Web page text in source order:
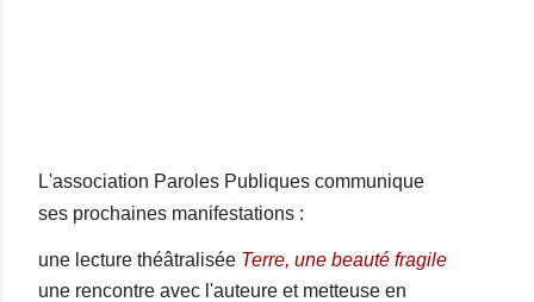
L'association Paroles Publiques communique
ses prochaines manifestations :
une lecture théâtralisée Terre, une beauté fragile
une rencontre avec l'auteure et metteuse en